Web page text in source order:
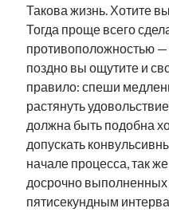
Такова жизнь. Хотите
Тогда проще всего
противоположностью —
поздно вы ощутите и
правило: спеши
растянуть
должна быть подобна
допускать
начале процесса, так
досрочно выполненных
пятисекундным